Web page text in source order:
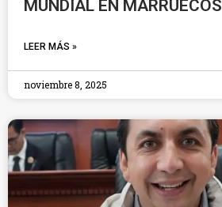
MUNDIAL EN MARRUECOS
LEER MÁS »
noviembre 8, 2025